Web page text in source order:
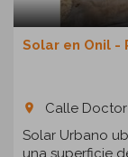
Solar en Onil -
room
Calle
Solar Urbano
una superficie